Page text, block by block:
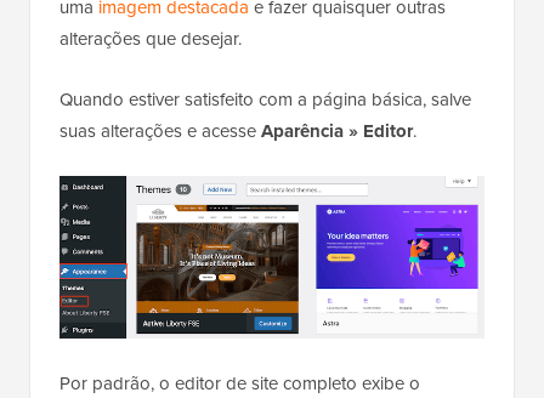
uma imagem destacada e fazer quaisquer outras
alterações que desejar.
Quando estiver satisfeito com a página básica, salve
suas alterações e acesseAparência» Editor.
Por padrão, o editor de site completo exibe o